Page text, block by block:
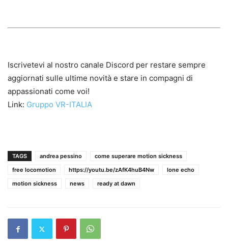
Iscrivetevi al nostro canale Discord per restare sempre
aggiornati sulle ultime novità e stare in compagni di
appassionati come voi!
Link: Gruppo VR-ITALIA
TAGS andrea pessino
come superare motion sickness
free locomotion
https://youtu.be/zAfK4huB4Nw
lone echo
motion sickness
news ready at dawn